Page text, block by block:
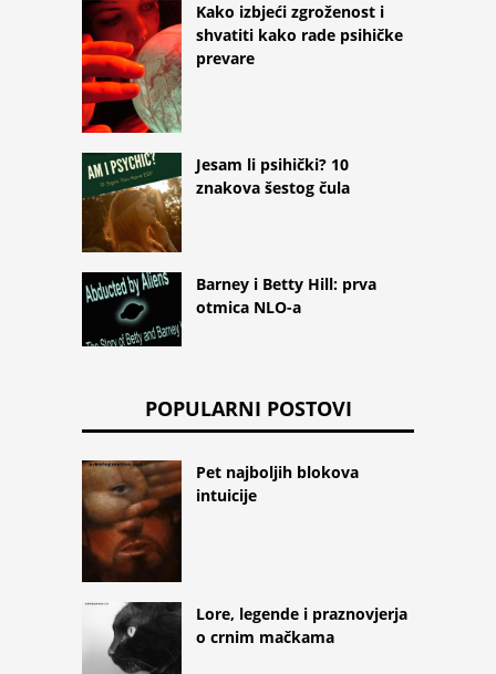
Kako izbjeći zgroženost i
shvatiti kako rade psihičke
prevare
Jesam li psihički? 10
znakova šestog čula
Barney i Betty Hill: prva
otmica NLO-a
POPULARNI POSTOVI
Pet najboljih blokova
intuicije
Lore, legende i praznovjerja
o crnim mačkama